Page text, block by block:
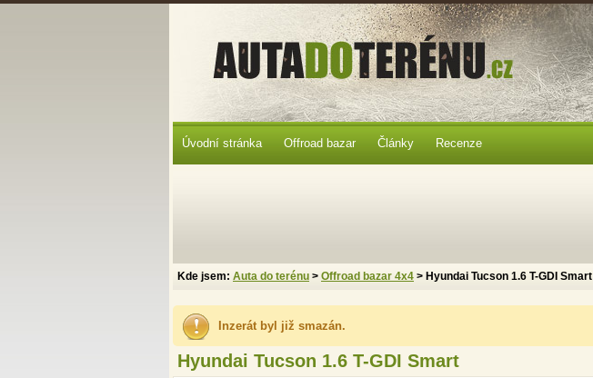
Inzerát byl již smazán.
Hyundai Tucson 1.6 T-GDI Smart
Úvodní stránka Offroad bazar Články Recenze
Kde jsem: Auta do terénu > Offroad bazar 4x4 > Hyundai Tucson 1.6 T-GDI Smart